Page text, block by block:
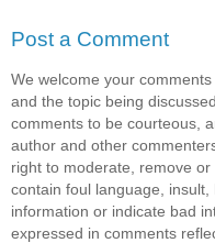
Post a Comment
We welcome your
and the topic being
comments to be courteous,
author and other
right to moderate, remove
contain foul language,
information or indicate bad
expressed in comments